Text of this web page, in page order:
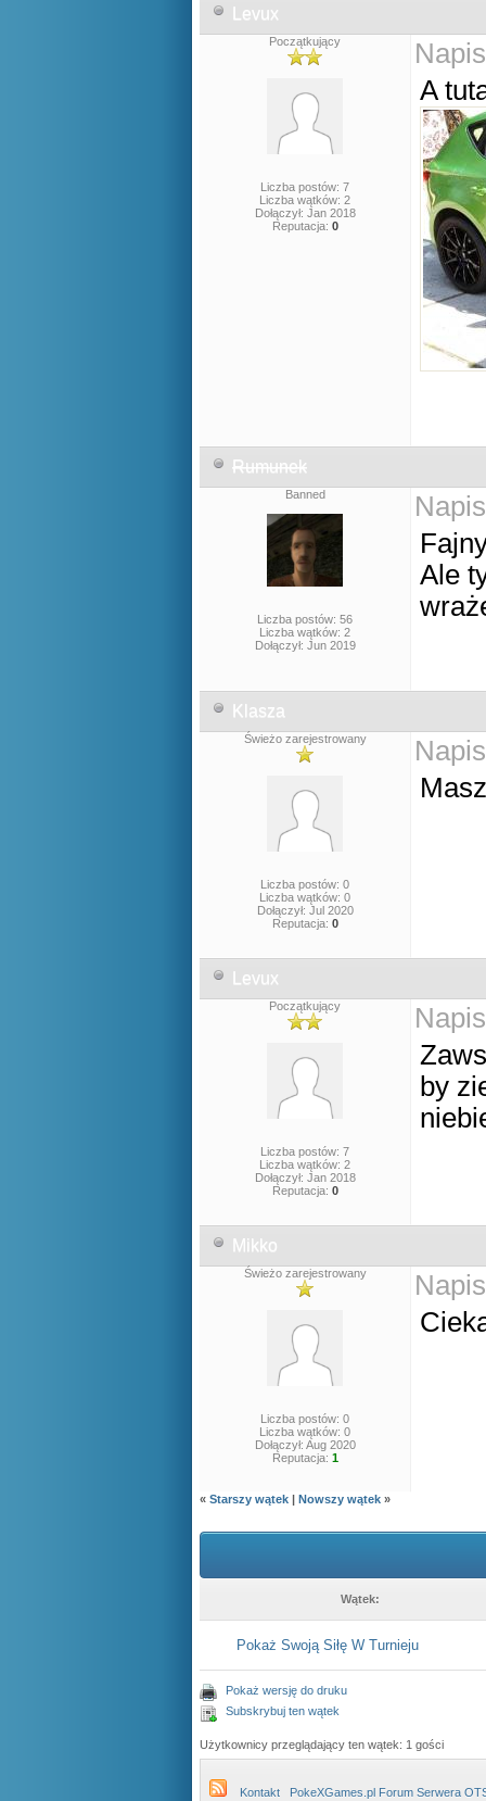
Levux
Początkujący
Liczba postów: 7
Liczba wątków: 2
Dołączył: Jan 2018
Reputacja: 0
A
Rumunek
Banned
Liczba postów: 56
Liczba wątków: 2
Dołączył: Jun 2019
Ale
Klasza
Świeżo zarejestrowany
Liczba postów: 0
Liczba wątków: 0
Dołączył: Jul 2020
Reputacja: 0
Levux
Początkujący
Liczba postów: 7
Liczba wątków: 2
Dołączył: Jan 2018
Reputacja: 0
by
Mikko
Świeżo zarejestrowany
Liczba postów: 0
Liczba wątków: 0
Dołączył: Aug 2020
Reputacja: 1
« Starszy wątek | Nowszy wątek »
Wątek:
Pokaż Swoją Siłę W Turnieju
Pokaż wersję do druku
Subskrybuj ten wątek
Użytkownicy przeglądający ten wątek: 1 gości
Kontakt PokeXGames.pl Forum Serwera